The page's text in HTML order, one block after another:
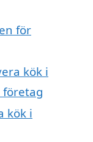
för
kök i
företag
kök i